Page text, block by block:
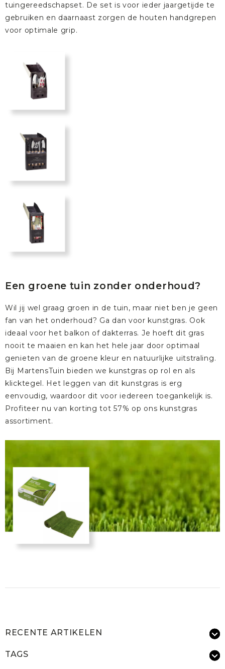
tuingereedschapset. De set is voor ieder jaargetijde te
gebruiken en daarnaast zorgen de houten handgrepen
voor optimale grip.
Een groene tuin zonder onderhoud?
Wil jij wel graag groen in de tuin, maar niet ben je geen
fan van het onderhoud? Ga dan voor kunstgras. Ook
ideaal voor het balkon of dakterras. Je hoeft dit gras
nooit te maaien en kan het hele jaar door optimaal
genieten van de groene kleur en natuurlijke uitstraling.
Bij MartensTuin bieden we kunstgras op rol en als
klicktegel. Het leggen van dit kunstgras is erg
eenvoudig, waardoor dit voor iedereen toegankelijk is.
Profiteer nu van korting tot 57% op ons kunstgras
assortiment.
RECENTE ARTIKELEN
TAGS